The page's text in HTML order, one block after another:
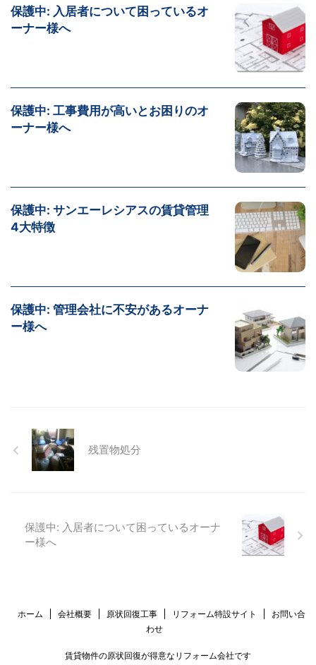
保護中: 入居者について困っているオ
ーナー様へ
保護中: 工事費用が高いとお困りのオ
ーナー様へ
保護中: サンエーレシアスの賃貸管理
4大特徴
保護中: 管理会社に不安があるオーナ
ー様へ
残置物処分
保護中: 入居者について困っているオーナ
ー様へ
ホーム 会社概要 原状回復工事 リフォーム特設サイト
お問い合
わせ
賃貸物件の原状回復が得意なリフォーム会社です